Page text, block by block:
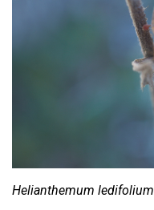
Helianthemum ledifolium